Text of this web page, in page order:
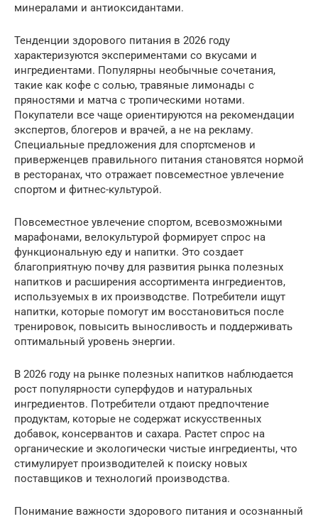
минералами и антиоксидантами.
Тенденции здорового питания в 2026 году
характеризуются экспериментами со вкусами и
ингредиентами. Популярны необычные сочетания,
такие как кофе с солью, травяные лимонады с
пряностями и матча с тропическими нотами.
Покупатели все чаще ориентируются на рекомендации
экспертов, блогеров и врачей, а не на рекламу.
Специальные предложения для спортсменов и
приверженцев правильного питания становятся нормой
в ресторанах, что отражает повсеместное увлечение
спортом и фитнес-культурой.
Повсеместное увлечение спортом, всевозможными
марафонами, велокультурой формирует спрос на
функциональную еду и напитки. Это создает
благоприятную почву для развития рынка полезных
напитков и расширения ассортимента ингредиентов,
используемых в их производстве. Потребители ищут
напитки, которые помогут им восстановиться после
тренировок, повысить выносливость и поддерживать
оптимальный уровень энергии.
В 2026 году на рынке полезных напитков наблюдается
рост популярности суперфудов и натуральных
ингредиентов. Потребители отдают предпочтение
продуктам, которые не содержат искусственных
добавок, консервантов и сахара. Растет спрос на
органические и экологически чистые ингредиенты, что
стимулирует производителей к поиску новых
поставщиков и технологий производства.
Понимание важности здорового питания и осознанный